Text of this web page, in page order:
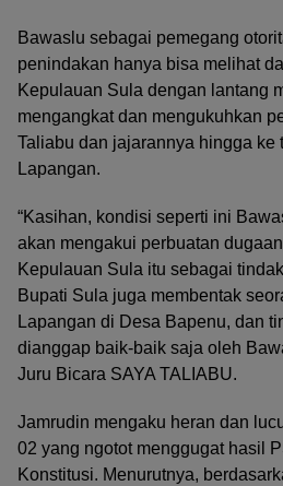
Bawaslu sebagai pemegang
penindakan hanya bisa melihat
Kepulauan Sula dengan lantang
mengangkat dan mengukuhkan
Taliabu dan jajarannya hingga ke
Lapangan.
“Kasihan, kondisi seperti ini
akan mengakui perbuatan
Kepulauan Sula itu sebagai
Bupati Sula juga membentak
Lapangan di Desa Bapenu, dan
dianggap baik-baik saja oleh
Juru Bicara SAYA TALIABU.
Jamrudin mengaku heran dan
02 yang ngotot menggugat hasil
Konstitusi. Menurutnya,